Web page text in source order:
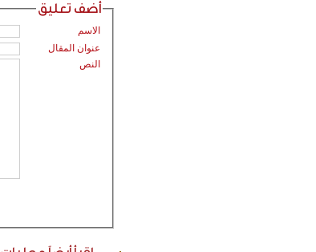
أضف تعليق
الاسم
عنوان المقال
النص